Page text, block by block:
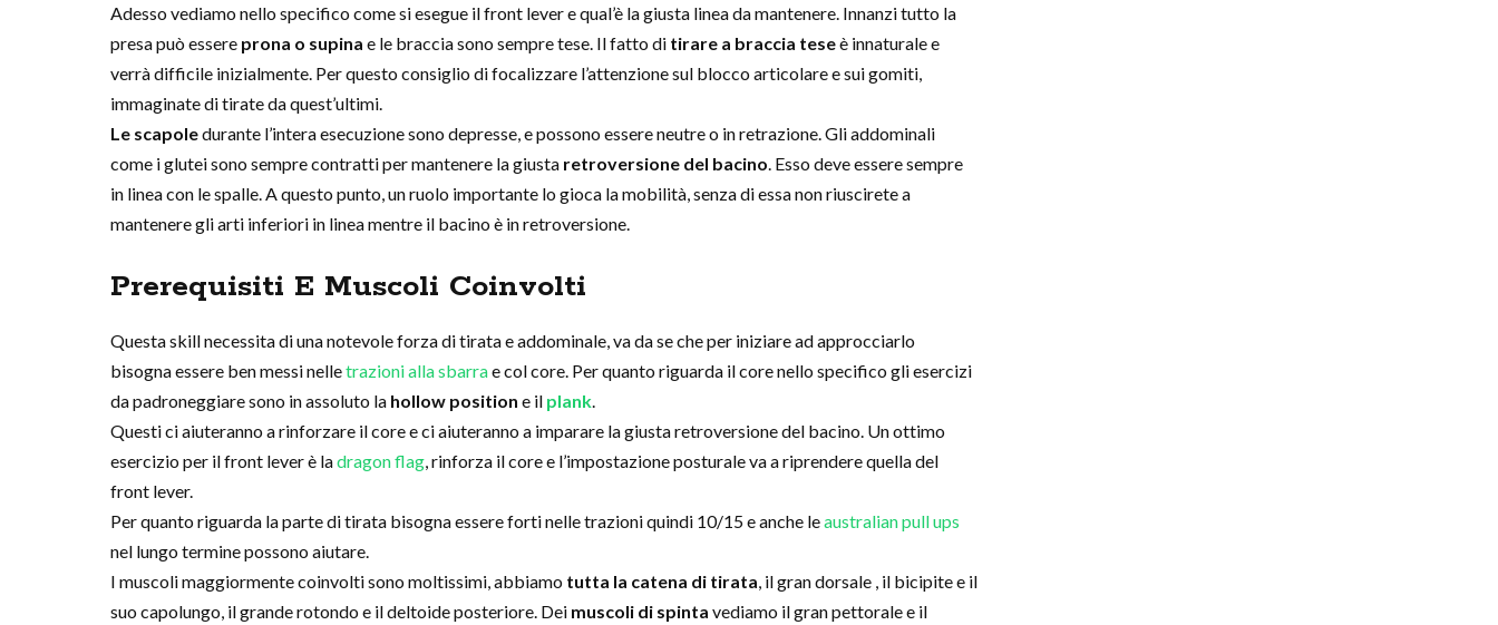
Adesso vediamo nello specifico come si esegue il front lever e qual’è la giusta linea da mantenere. Innanzi tutto la
presa può essere prona o supina e le braccia sono sempre tese. Il fatto di tirare a braccia teseè innaturale e
verrà difficile inizialmente. Per questo consiglio di focalizzare l’attenzione sul blocco articolare e sui gomiti,
immaginate di tirate da quest’ultimi.
Le scapoledurante l’intera esecuzione sono depresse, e possono essere neutre o in retrazione. Gli addominali
come i glutei sono sempre contratti per mantenere la giustaretroversione del bacino. Esso deve essere sempre
in linea con le spalle. A questo punto, un ruolo importante lo gioca la mobilità, senza di essa non riuscirete a
mantenere gli arti inferiori in linea mentre il bacino è in retroversione.
Prerequisiti E Muscoli Coinvolti
Questa skill necessita di una notevole forza di tirata e addominale, va da se che per iniziare ad approcciarlo
bisogna essere ben messi nelletrazioni alla sbarrae col core. Per quanto riguarda il core nello specifico gli esercizi
da padroneggiare sono in assoluto lahollow position e il plank.
Questi ci aiuteranno a rinforzare il core e ci aiuteranno a imparare la giusta retroversione del bacino. Un ottimo
esercizio per il front lever è ladragon flag, rinforza il core e l’impostazione posturale va a riprendere quella del
front lever.
Per quanto riguarda la parte di tirata bisogna essere forti nelle trazioni quindi 10/15 e anche leaustralian pull ups
nel lungo termine possono aiutare.
I muscoli maggiormente coinvolti sono moltissimi, abbiamotutta la catena di tirata, il gran dorsale , il bicipite e il
suo capolungo, il grande rotondo e il deltoide posteriore. Dei muscoli di spinta vediamo il gran pettorale e il